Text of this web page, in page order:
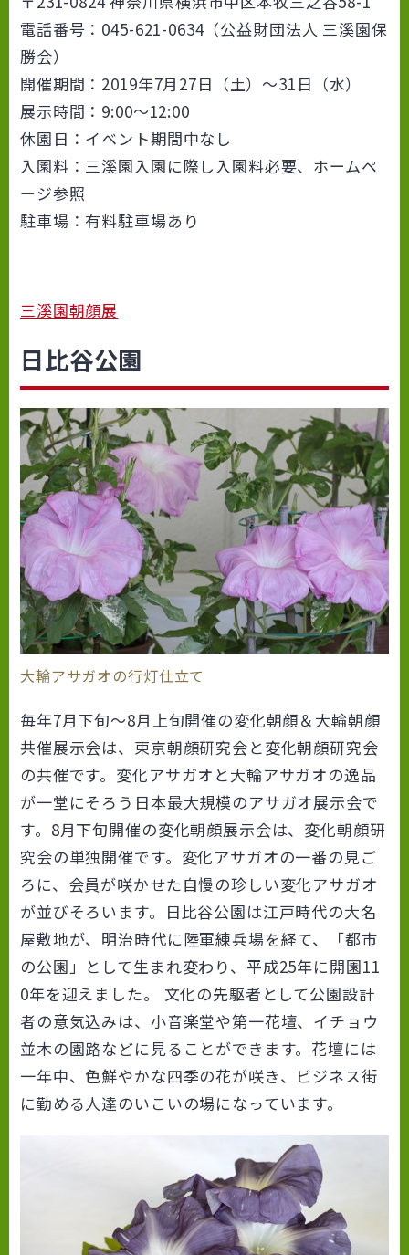
電話番号：045-621-0634（公益財団法人 三溪園保
勝会）
開催期間：2019年7月27日（土）～31日（水）
展示時間：9:00～12:00
休園日：イベント期間中なし
入園料：三溪園入園に際し入園料必要、ホームペ
ージ参照
駐車場：有料駐車場あり
三溪園朝顔展
日比谷公園
大輪アサガオの行灯仕立て
毎年7月下旬～8月上旬開催の変化朝顔＆大輪朝顔
共催展示会は、東京朝顔研究会と変化朝顔研究会
の共催です。変化アサガオと大輪アサガオの逸品
が一堂にそろう日本最大規模のアサガオ展示会で
す。8月下旬開催の変化朝顔展示会は、変化朝顔研
究会の単独開催です。変化アサガオの一番の見ご
ろに、会員が咲かせた自慢の珍しい変化アサガオ
が並びそろいます。日比谷公園は江戸時代の大名
屋敷地が、明治時代に陸軍練兵場を経て、「都市
の公園」として生まれ変わり、平成25年に開園11
0年を迎えました。 文化の先駆者として公園設計
者の意気込みは、小音楽堂や第一花壇、イチョウ
並木の園路などに見ることができます。花壇には
一年中、色鮮やかな四季の花が咲き、ビジネス街
に勤める人達のいこいの場になっています。